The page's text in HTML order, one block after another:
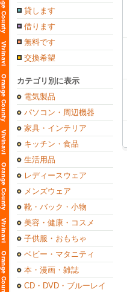
貸します
借ります
無料です
交換希望
カテゴリ別に表示
電気製品
パソコン・周辺機器
家具・インテリア
キッチン・食品
生活用品
レディースウェア
メンズウェア
靴・バック・小物
美容・健康・コスメ
子供服・おもちゃ
ベビー・マタニティ
本・漫画・雑誌
CD・DVD・ブルーレイ